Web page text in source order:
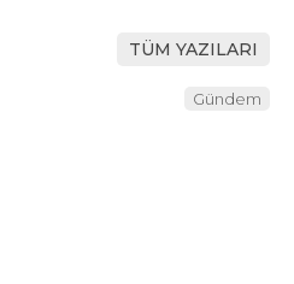
TÜM YAZILARI
Gündem